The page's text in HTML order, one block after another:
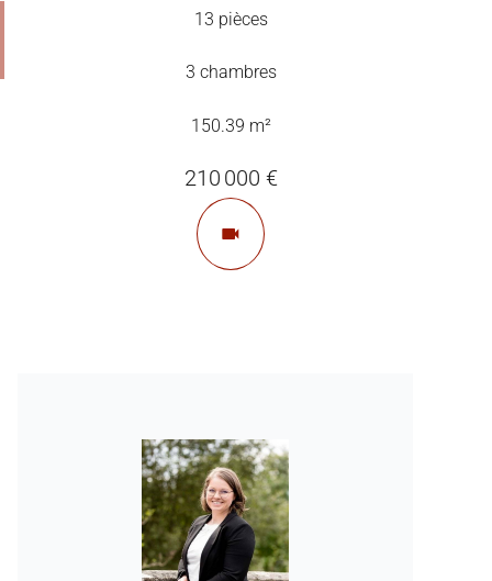
13 pièces
3 chambres
150.39 m²
210 000 €